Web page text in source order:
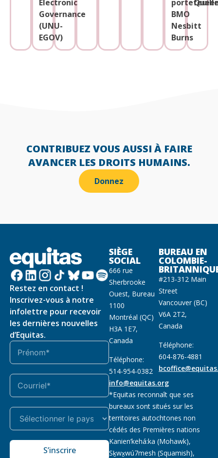
Electronic
Governance
(UNU-
EGOV)
BMO
Nesbitt
Burns
CONTRIBUEZ VOUS AUSSI À FAIRE
AVANCER LES DROITS HUMAINS.
Donnez
Restez en contact !
Inscrivez-vous à notre
infolettre pour recevoir
les dernières nouvelles
d’Equitas.
S’inscrire
SIÈGE
SOCIAL
666 rue
Sherbrooke
Ouest, Bureau
1100
Montréal (QC)
H3A 1E7,
Canada
Téléphone:
514-954-0382
info@equitas.org
BUREAU EN
COLOMBIE-
#213-312 Main
Street
Vancouver (BC)
V6A 2T2,
Canada
Téléphone:
604-876-4881
*Equitas reconnaît que ses
bureaux sont situés sur les
territoires autochtones non
cédés des Premières nations
Kanien’kehá:ka (Mohawk),
Sḵwx̱wú7mesh (Squamish),